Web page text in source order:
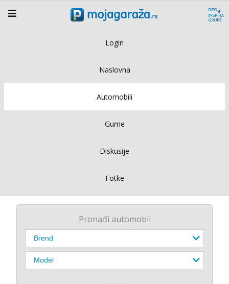
Login
Naslovna
Automobili
Gume
Diskusije
Fotke
Pronađi automobil